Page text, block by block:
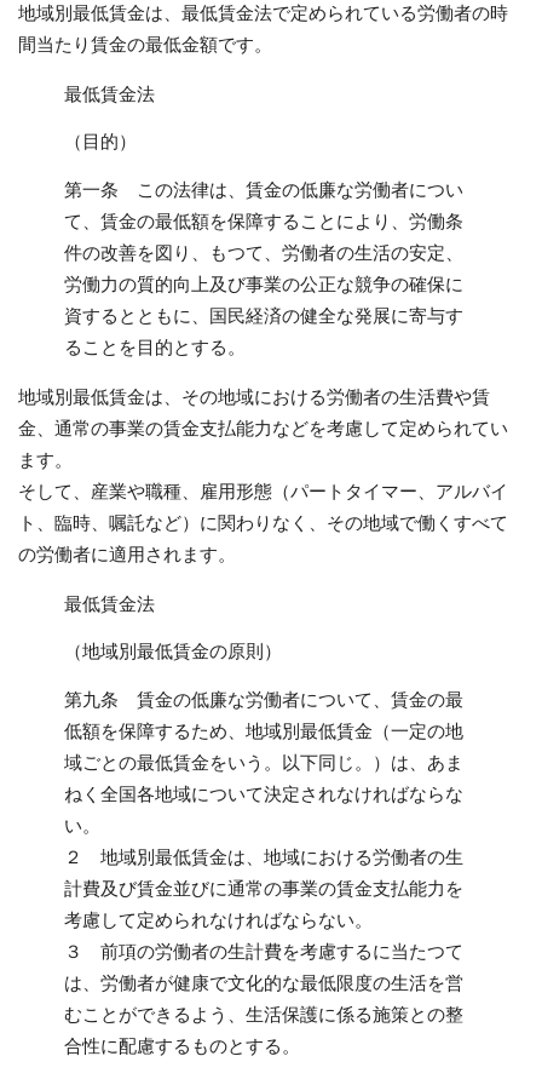
地域別最低賃金は、最低賃金法で定められている労働者の時
間当たり賃金の最低金額です。
最低賃金法
（目的）
第一条 この法律は、賃金の低廉な労働者につい
て、賃金の最低額を保障することにより、労働条
件の改善を図り、もつて、労働者の生活の安定、
労働力の質的向上及び事業の公正な競争の確保に
資するとともに、国民経済の健全な発展に寄与す
ることを目的とする。
地域別最低賃金は、その地域における労働者の生活費や賃
金、通常の事業の賃金支払能力などを考慮して定められてい
ます。
そして、産業や職種、雇用形態（パートタイマー、アルバイ
ト、臨時、嘱託など）に関わりなく、その地域で働くすべて
の労働者に適用されます。
最低賃金法
（地域別最低賃金の原則）
第九条 賃金の低廉な労働者について、賃金の最
低額を保障するため、地域別最低賃金（一定の地
域ごとの最低賃金をいう。以下同じ。）は、あま
ねく全国各地域について決定されなければならな
い。
２ 地域別最低賃金は、地域における労働者の生
計費及び賃金並びに通常の事業の賃金支払能力を
考慮して定められなければならない。
３ 前項の労働者の生計費を考慮するに当たつて
は、労働者が健康で文化的な最低限度の生活を営
むことができるよう、生活保護に係る施策との整
合性に配慮するものとする。